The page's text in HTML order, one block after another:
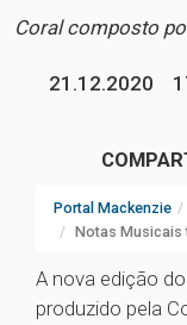
Coral composto
21.12.2020
Portal Mackenzie
Notas Musicais
A nova edição do
produzido pela